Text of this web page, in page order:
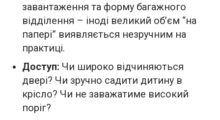
завантаження та форму багажного
відділення – іноді великий об’єм “на
папері” виявляється незручним на
практиці.
Доступ: Чи широко відчиняються
двері? Чи зручно садити дитину в
крісло? Чи не заважатиме високий
поріг?